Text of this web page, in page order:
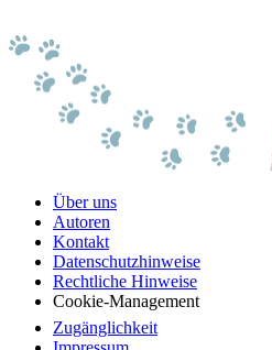
Über uns
Autoren
Kontakt
Datenschutzhinweise
Rechtliche Hinweise
Cookie-Management
Zugänglichkeit